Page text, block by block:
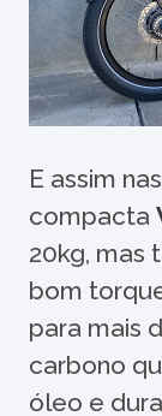
E assim
compacta
20kg, mas
bom
para mais
carbono
óleo e